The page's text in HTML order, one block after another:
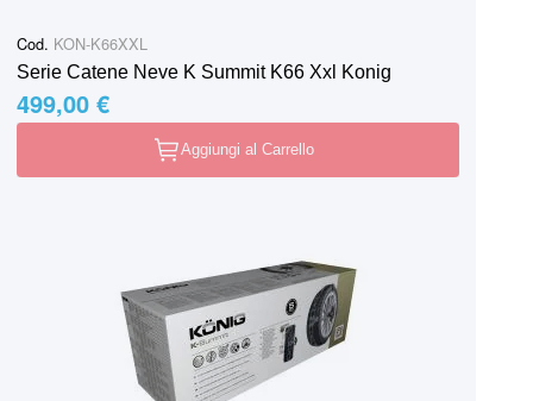
Cod. KON-K66XXL
Serie Catene Neve K Summit K66 Xxl Konig
499,00 €
Aggiungi al Carrello